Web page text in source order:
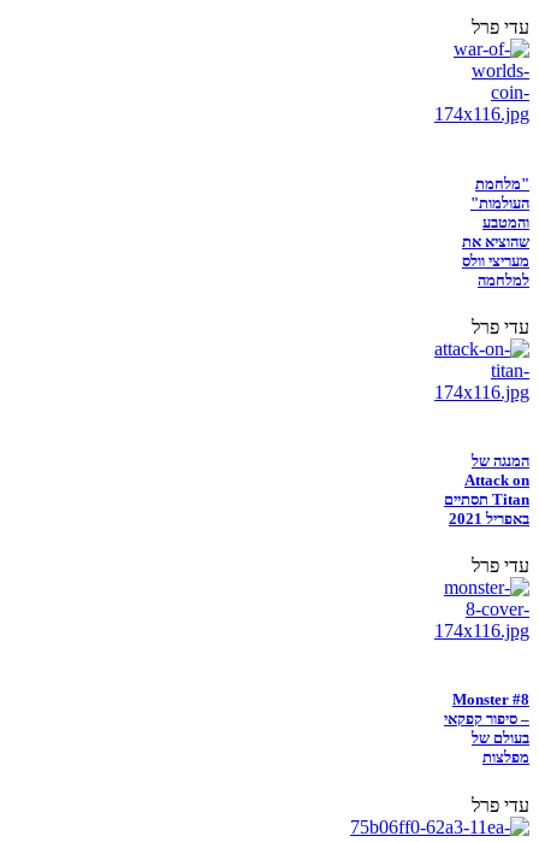
עדי פרל
"מלחמת
העולמות"
והמטבע
שהוציא את
מעריצי וולס
למלחמה
עדי פרל
המנגה של
Attack on
Titan תסתיים
באפריל 2021
עדי פרל
Monster #8
– סיפור קפקאי
בעולם של
מפלצות
עדי פרל